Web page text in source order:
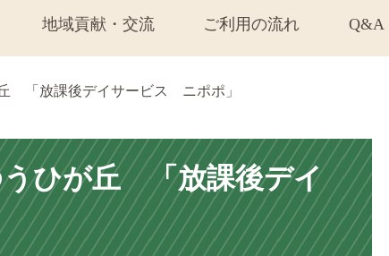
地域貢献・交流 ご利用の流れ Q&A
「放課後デイサービス ニポポ」
ひが丘 「放課後デイ